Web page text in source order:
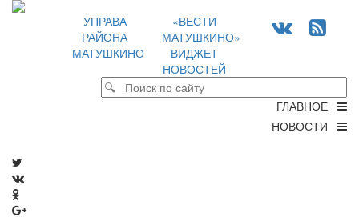
УПРАВА
РАЙОНА
МАТУШКИНО
«ВЕСТИ
МАТУШКИНО»
ВИДЖЕТ
НОВОСТЕЙ
ГЛАВНОЕ
НОВОСТИ